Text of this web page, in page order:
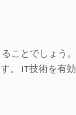
ことでしょう
。 IT技術を有